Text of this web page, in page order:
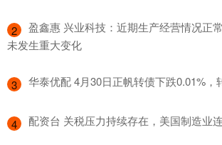
2
盈鑫惠 兴业科技：近期生产经营情况正
未发生重大变化
3 华泰优配 4月30日正帆转债下跌0.01%，
4 配资台 关税压力持续存在，美国制造业